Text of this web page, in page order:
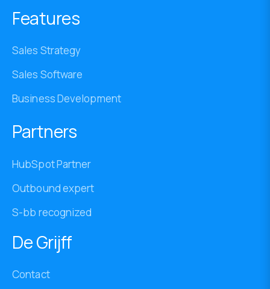
Features
Sales Strategy
Sales Software
Business Development
Partners
HubSpot Partner
Outbound expert
S-bb recognized
De Grijff
Contact